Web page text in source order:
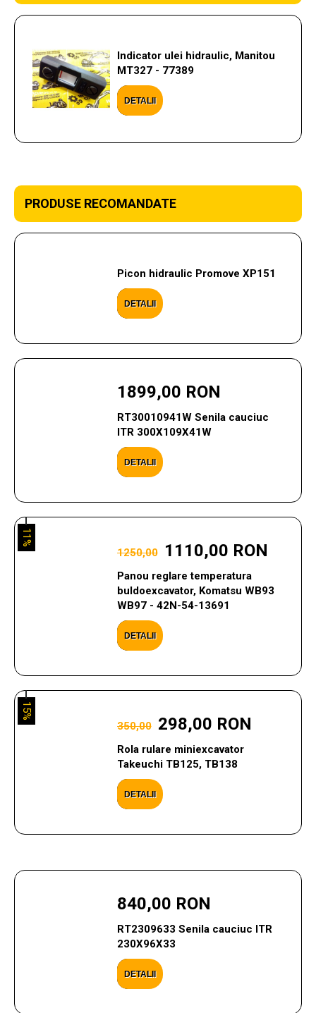
Indicator ulei hidraulic, Manitou
MT327 - 77389
DETALII
PRODUSE RECOMANDATE
Picon hidraulic Promove XP151
DETALII
1899,00 RON
RT30010941W Senila cauciuc
ITR 300X109X41W
DETALII
1250,00 1110,00 RON
Panou reglare temperatura
buldoexcavator, Komatsu WB93
WB97 - 42N-54-13691
DETALII
11%
350,00 298,00 RON
Rola rulare miniexcavator
Takeuchi TB125, TB138
DETALII
15%
840,00 RON
RT2309633 Senila cauciuc ITR
230X96X33
DETALII